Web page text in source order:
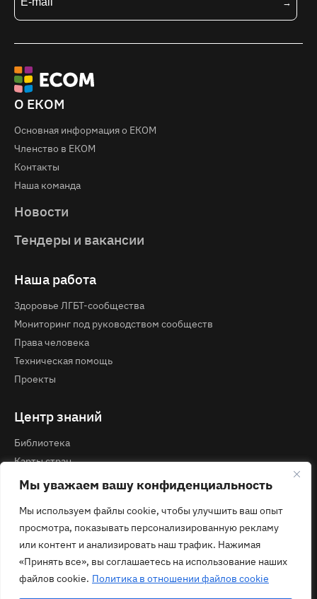
Мы уважаем вашу конфиденциальность
Мы используем файлы cookie, чтобы улучшить ваш опыт
просмотра, показывать персонализированную рекламу
или контент и анализировать наш трафик. Нажимая
«Принять все», вы соглашаетесь на использование наших
файлов cookie. Политика в отношении файлов cookie
О ЕКОМ
Основная информация о EКOM
Членство в ЕКОМ
Контакты
Наша команда
Новости
Тендеры и вакансии
Наша работа
Здоровье ЛГБТ-сообщества
Мониторинг под руководством сообществ
Права человека
Техническая помощь
Проекты
Центр знаний
Библиотека
Карты стран
Курсы и вебинары
Контакты
Политика конфиденциальности
contact@ecom.ngo